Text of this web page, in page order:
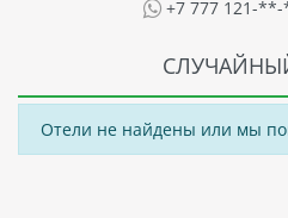
+7 777 121-
Отели не найдены или мы